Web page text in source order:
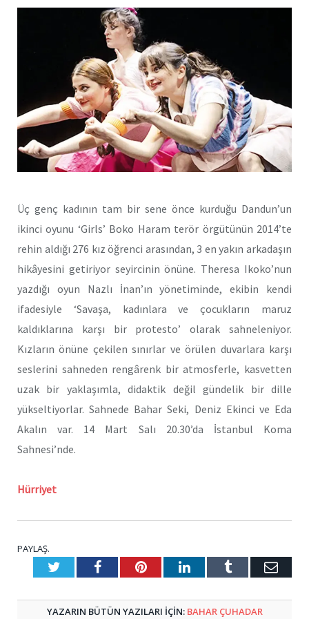
Üç genç kadının tam bir sene önce kurduğu Dandun’un
ikinci oyunu ‘Girls’ Boko Haram terör örgütünün 2014’te
rehin aldığı 276 kız öğrenci arasından, 3 en yakın arkadaşın
hikâyesini getiriyor seyircinin önüne. Theresa Ikoko’nun
yazdığı oyun Nazlı İnan’ın yönetiminde, ekibin kendi
ifadesiyle ‘Savaşa, kadınlara ve çocukların maruz
kaldıklarına karşı bir protesto’ olarak sahneleniyor.
Kızların önüne çekilen sınırlar ve örülen duvarlara karşı
seslerini sahneden rengârenk bir atmosferle, kasvetten
uzak bir yaklaşımla, didaktik değil gündelik bir dille
yükseltiyorlar. Sahnede Bahar Seki, Deniz Ekinci ve Eda
Akalın var. 14 Mart Salı 20.30’da İstanbul Koma
Sahnesi’nde.
Hürriyet
PAYLAŞ.
TwitterFacebookPinterestLinkedInTumblr E-
YAZARIN BÜTÜN YAZILARI IÇIN: BAHAR ÇUHADAR